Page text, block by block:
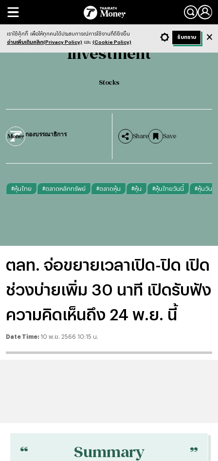
Search
Investment Stocks
Investment
Stocks
กองบรรณาธิการ Share Save
#หุ้นไทย #ตลาดหลักทรัพย์ #ตลาดหุ้น #หุ้น #หุ้นไทยวันนี้ #หุ้นวันนี้
ตลท. จ่อขยายเวลาเปิด-ปิด เปิด
ช่วงบ่ายเพิ่ม 30 นาที เปิดรับฟัง
ความคิดเห็นถึง 24 พ.ย. นี้
Date Time: 10 พ.ย. 2566 10:15 น.
- ก + ก Dark ฟังข่าว
“ Summary “
เราใช้คุ้กกี้ เพื่อให้ทุกคนได้ประสบการณ์การใช้งานที่ดียิ่งขึ้น
อ่านเพิ่มเติมคลิก(Privacy Policy) และ (Cookie Policy)
รับทราบ